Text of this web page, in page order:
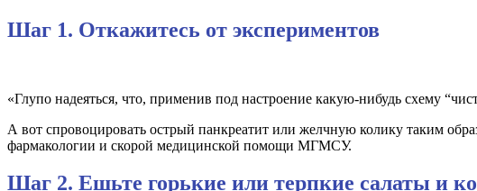
Шаг 1. Откажитесь от экспериментов
«Глупо надеяться, что, применив под настроение какую-нибудь схему
А вот спровоцировать острый панкреатит или желчную колику таким
фармакологии и скорой медицинской помощи МГМСУ.
Шаг 2. Ешьте горькие или терпкие салаты и